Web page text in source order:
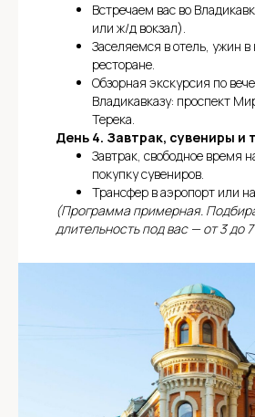
Встречаем вас во
или ж/д вокзал).
Заселяемся в отель, ужин
ресторане.
Обзорная экскурсия по
Владикавказу: проспект
Терека.
День 4. Завтрак, сувениры и
Завтрак, свободное время
покупку сувениров.
Трансфер в аэропорт или
(Программа примерная.
длительность под вас — от 3 до